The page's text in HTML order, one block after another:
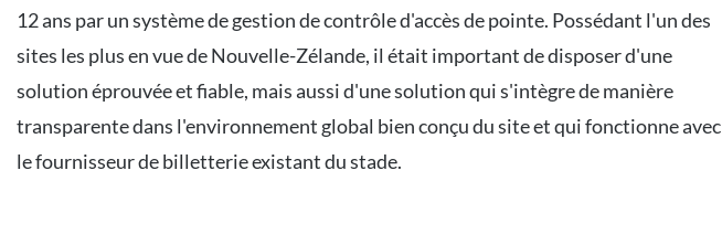
12 ans par un système de gestion de contrôle d'accès de pointe. Possédant l'un des
sites les plus en vue de Nouvelle-Zélande, il était important de disposer d'une
solution éprouvée et fiable, mais aussi d'une solution qui s'intègre de manière
transparente dans l'environnement global bien conçu du site et qui fonctionne avec
le fournisseur de billetterie existant du stade.